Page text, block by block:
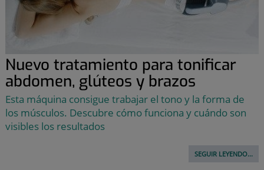
Nuevo tratamiento para tonificar
abdomen, glúteos y brazos
Esta máquina consigue trabajar el tono y la forma de
los músculos. Descubre cómo funciona y cuándo son
visibles los resultados
SEGUIR LEYENDO...